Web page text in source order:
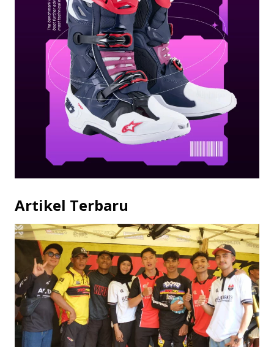
Artikel Terbaru